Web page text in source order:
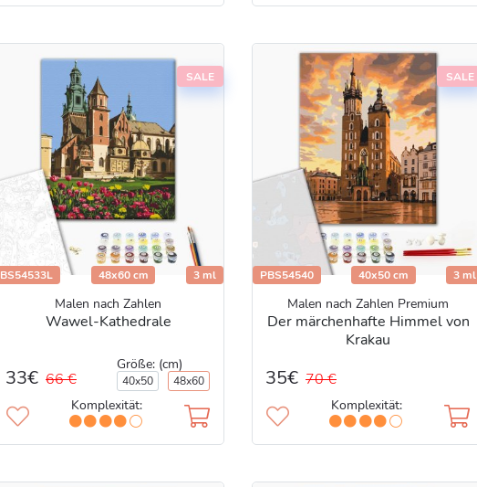
SALE
BS54533L 48x60 cm 3 ml
Malen nach Zahlen
Wawel-Kathedrale
33€ 66 €
Größe: (cm)
40x50 48x60
Komplexität:
SALE
PBS54540 40x50 cm 3 ml
Malen nach Zahlen Premium
Der märchenhafte Himmel von
Krakau
35€ 70 €
Komplexität: